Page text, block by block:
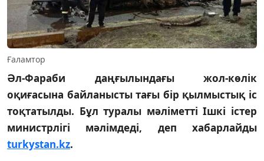
Ғаламтор
Әл-Фараби даңғылындағы жол-көлік
оқиғасына байланысты тағы бір қылмыстық іс
тоқтатылды. Бұл туралы мәліметті Ішкі істер
министрлігі мәлімдеді, деп хабарлайды
turkystan.kz.